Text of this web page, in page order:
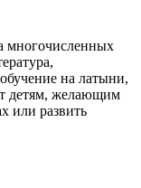
многочисленных
на латыни,
детям, желающим
или развить